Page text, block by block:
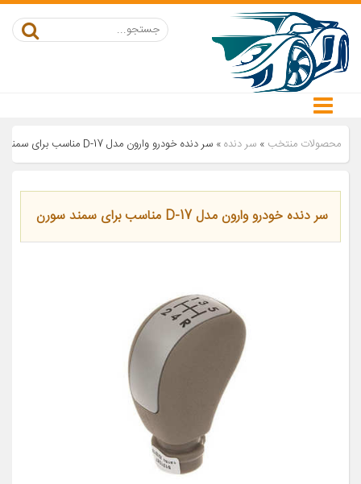
محصولات منتخب » سر دنده» سر دنده خودرو وارون مدل D-17 مناسب برای سمند سورن
سر دنده خودرو وارون مدل D-17 مناسب برای سمند سورن